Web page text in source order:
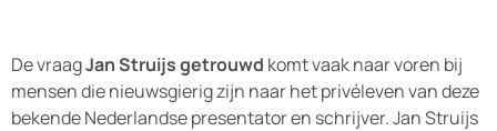
De vraagJan Struijs getrouwd komt vaak naar voren bij
mensen die nieuwsgierig zijn naar het privéleven van deze
bekende Nederlandse presentator en schrijver. Jan Struijs